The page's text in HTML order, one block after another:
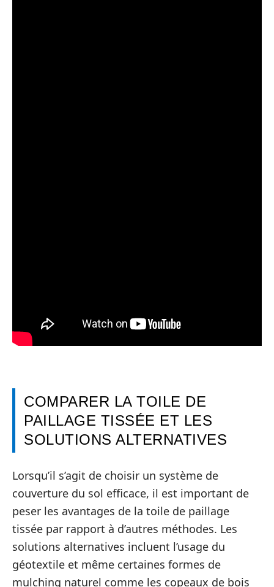
COMPARER LA TOILE DE
PAILLAGE TISSÉE ET LES
SOLUTIONS ALTERNATIVES
Lorsqu’il s’agit de choisir un système de
couverture du sol efficace, il est important de
peser les avantages de la toile de paillage
tissée par rapport à d’autres méthodes. Les
solutions alternatives incluent l’usage du
géotextile et même certaines formes de
mulching naturel comme les copeaux de bois